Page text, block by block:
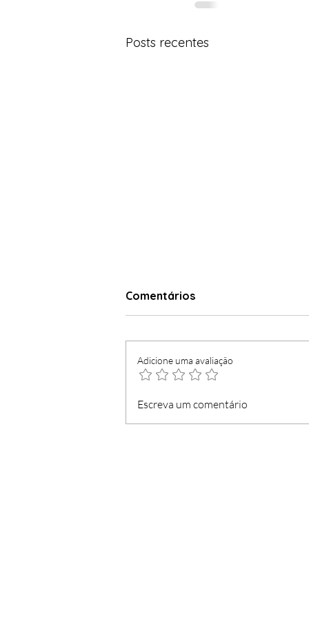
Posts recentes
Lojas 'Marítimo' passam a
'Hummel'
Comentários
Adicione uma avaliação
Escreva um comentário